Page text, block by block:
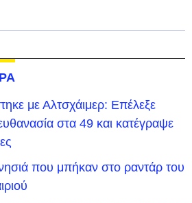
με Αλτσχάιμερ: Επέλεξε
στα 49 και κατέγραψε
που μπήκαν στο ραντάρ του